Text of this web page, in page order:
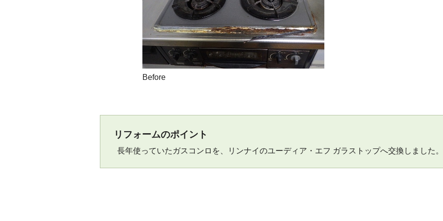
Before
リフォームのポイント
長年使っていたガスコンロを、リンナイのユーディア・エフ ガラストップへ交換しました